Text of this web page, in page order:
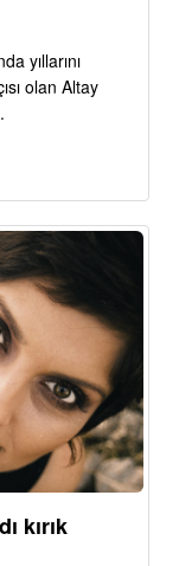
yıllarını
olan Altay
kırık